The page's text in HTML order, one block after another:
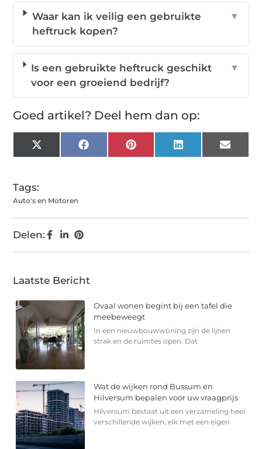
Waar kan ik veilig een gebruikte
heftruck kopen?
▼
Is een gebruikte heftruck geschikt
voor een groeiend bedrijf?
▼
Goed artikel? Deel hem dan op:
X
(Twitter)
FacebookPinterest LinkedIn Email
Tags:
Auto's en Motoren
Delen:
Laatste Bericht
Ovaal wonen begint bij een tafel die
meebeweegt
In een nieuwbouwwoning zijn de lijnen
strak en de ruimtes open. Dat
Wat de wijken rond Bussum en
Hilversum bepalen voor uw vraagprijs
Hilversum bestaat uit een verzameling heel
verschillende wijken, elk met een eigen